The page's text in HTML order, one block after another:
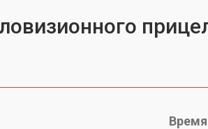
Время